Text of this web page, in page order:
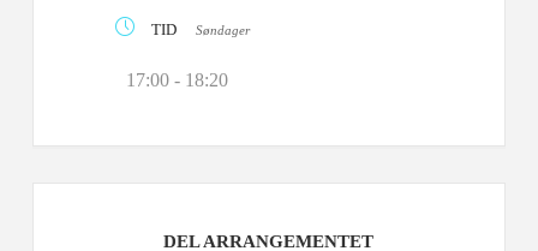
TID Søndager
17:00 - 18:20
DEL ARRANGEMENTET